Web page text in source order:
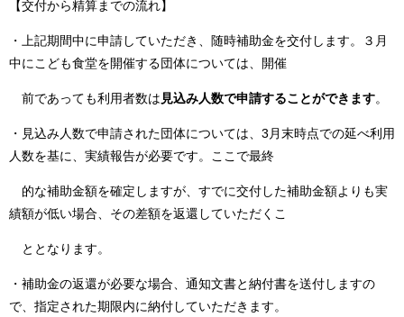
【交付から精算までの流れ】
・上記期間中に申請していただき、随時補助金を交付します。３月
中にこども食堂を開催する団体については、開催
前であっても利用者数は 見込み人数で申請することができます。
・見込み人数で申請された団体については、3月末時点での延べ利用
人数を基に、実績報告が必要です。ここで最終
的な補助金額を確定しますが、すでに交付した補助金額よりも実
績額が低い場合、その差額を返還していただくこ
ととなります。
・補助金の返還が必要な場合、通知文書と納付書を送付しますの
で、指定された期限内に納付していただきます。